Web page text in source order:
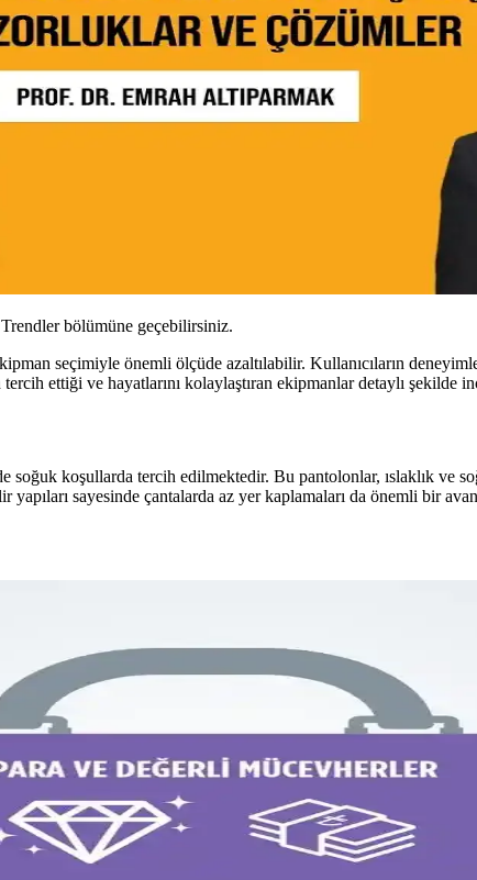
bölümüne geçebilirsiniz.
seçimiyle önemli ölçüde azaltılabilir. Kullanıcıların
ettiği ve hayatlarını kolaylaştıran ekipmanlar detaylı şekilde
soğuk koşullarda tercih edilmektedir. Bu pantolonlar, ıslaklık ve
sayesinde çantalarda az yer kaplamaları da önemli bir
ve taşınabilirlik sunar. Elektronik cihazlar, kıyafetler ve
ve Piyasa Değeri Analizi
kullanım ve seyahat için ideal. İkinci el piyasasında uygun
Kullanım İncelemesi
rolleri incelenerek, ideal çanta seçimi ve fonksiyonellik
Seyahat Planlama